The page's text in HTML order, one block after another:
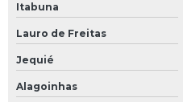
Itabuna
Lauro de Freitas
Jequié
Alagoinhas